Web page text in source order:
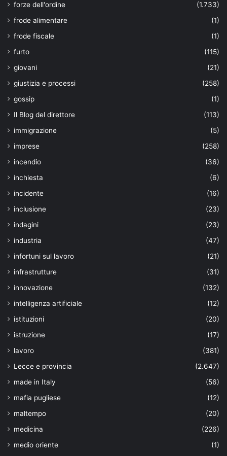
forze dell'ordine
(1.733)
frode alimentare
(1)
frode fiscale
(1)
furto
(115)
giovani
(21)
giustizia e processi
(258)
gossip
(1)
Il Blog del direttore
(113)
immigrazione
(5)
imprese
(258)
incendio
(36)
inchiesta
(6)
incidente
(16)
inclusione
(23)
indagini
(23)
industria
(47)
infortuni sul lavoro
(21)
infrastrutture
(31)
innovazione
(132)
intelligenza artificiale
(12)
istituzioni
(20)
istruzione
(17)
lavoro
(381)
Lecce e provincia
(2.647)
made in Italy
(56)
mafia pugliese
(12)
maltempo
(20)
medicina
(226)
medio oriente
(1)